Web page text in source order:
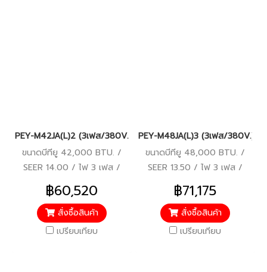
PEY-M42JA(L)2 (3เฟส/380V.) Mitsubishi Electric Mr.Slim รุ่นซ่
ขนาดบีทียู 42,000 BTU. /
SEER 14.00 / ไฟ 3 เฟส /
380V. / รีโมทไร้สาย
฿60,520
สั่งซื้อสินค้า
เปรียบเทียบ
PEY-M48JA(L)3 (3เฟส/380V.)
ขนาดบีทียู 48,000 BTU. /
SEER 13.50 / ไฟ 3 เฟส /
380V. / รีโมทไร้สาย
฿71,175
สั่งซื้อสินค้า
เปรียบเทียบ